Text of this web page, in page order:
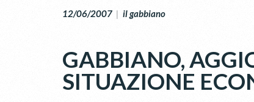
12/06/2007 | il gabbiano
GABBIANO,
SITUAZIONE